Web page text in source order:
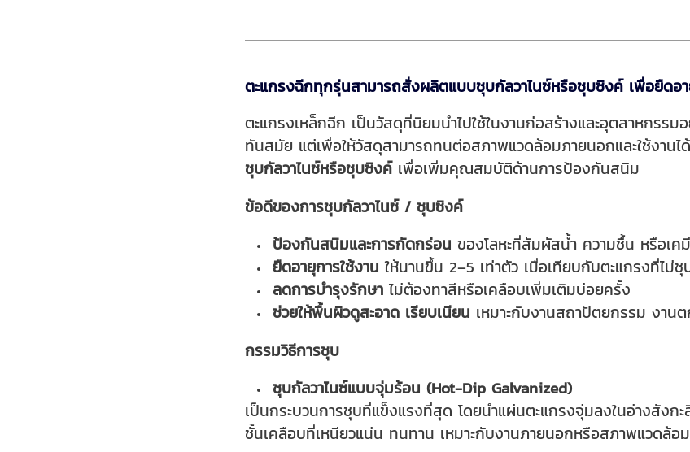
ตะแกรงฉีกทุกรุ่นสามารถสั่งผลิตแบบชุบกัลวาไนซ์หรือชุบซิงค์ เพื่อยืดอ
ตะแกรงเหล็กฉีก เป็นวัสดุที่นิยมนำไปใช้ในงานก่อสร้างและอุตสาหกรร
ทันสมัย แต่เพื่อให้วัสดุสามารถทนต่อสภาพแวดล้อมภายนอกและใช้งานไ
ชุบกัลวาไนซ์หรือชุบซิงค์เพื่อเพิ่มคุณสมบัติด้านการป้องกันสนิม
ข้อดีของการชุบกัลวาไนซ์ / ชุบซิงค์
ป้องกันสนิมและการกัดกร่อน ของโลหะที่สัมผัสน้ำ ความชื้น หรือเค
ยืดอายุการใช้งาน ให้นานขึ้น 2–5 เท่าตัว เมื่อเทียบกับตะแกรงที่ไม่ชุ
ลดการบำรุงรักษา ไม่ต้องทาสีหรือเคลือบเพิ่มเติมบ่อยครั้ง
ช่วยให้พื้นผิวดูสะอาด เรียบเนียน เหมาะกับงานสถาปัตยกรรม งา
กรรมวิธีการชุบ
ชุบกัลวาไนซ์แบบจุ่มร้อน (Hot-Dip Galvanized)
เป็นกระบวนการชุบที่แข็งแรงที่สุด โดยนำแผ่นตะแกรงจุ่มลงในอ่างสัง
ชั้นเคลือบที่เหนียวแน่น ทนทาน เหมาะกับงานภายนอกหรือสภาพแวดล้อ